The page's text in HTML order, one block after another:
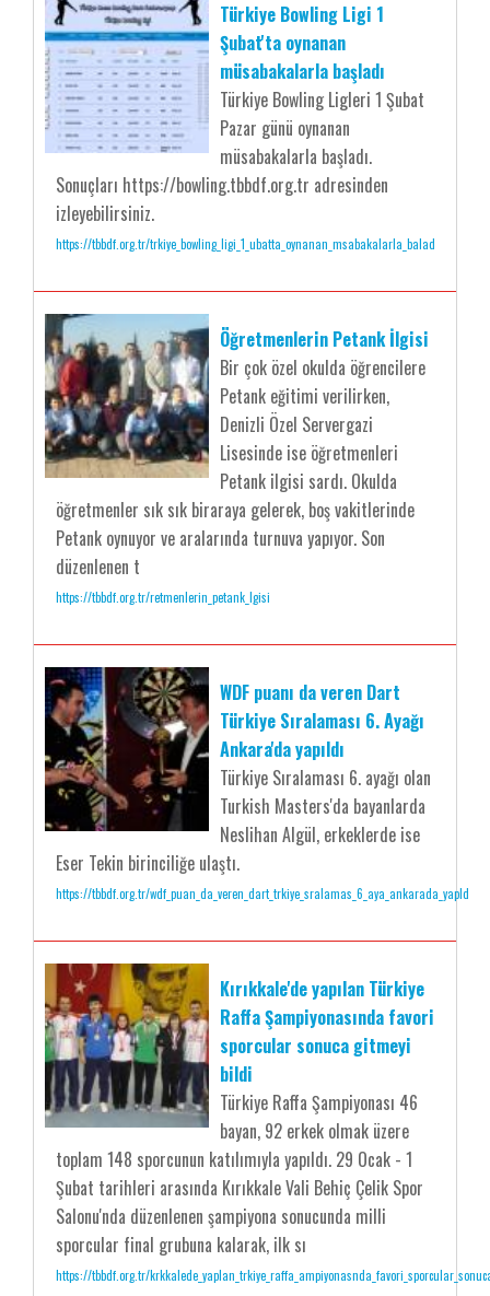
Türkiye Bowling Ligi 1
Şubat'ta oynanan
müsabakalarla başladı
Türkiye Bowling Ligleri 1 Şubat
Pazar günü oynanan
müsabakalarla başladı.
Sonuçları https://bowling.tbbdf.org.tr adresinden
izleyebilirsiniz.
https://tbbdf.org.tr/trkiye_bowling_ligi_1_ubatta_oynanan_msabakalarla_balad
Öğretmenlerin Petank İlgisi
Bir çok özel okulda öğrencilere
Petank eğitimi verilirken,
Denizli Özel Servergazi
Lisesinde ise öğretmenleri
Petank ilgisi sardı. Okulda
öğretmenler sık sık biraraya gelerek, boş vakitlerinde
Petank oynuyor ve aralarında turnuva yapıyor. Son
düzenlenen t
https://tbbdf.org.tr/retmenlerin_petank_lgisi
WDF puanı da veren Dart
Türkiye Sıralaması 6. Ayağı
Ankara'da yapıldı
Türkiye Sıralaması 6. ayağı olan
Turkish Masters'da bayanlarda
Neslihan Algül, erkeklerde ise
Eser Tekin birinciliğe ulaştı.
https://tbbdf.org.tr/wdf_puan_da_veren_dart_trkiye_sralamas_6_aya_ankarada_yapld
Kırıkkale'de yapılan Türkiye
Raffa Şampiyonasında favori
sporcular sonuca gitmeyi
bildi
Türkiye Raffa Şampiyonası 46
bayan, 92 erkek olmak üzere
toplam 148 sporcunun katılımıyla yapıldı. 29 Ocak - 1
Şubat tarihleri arasında Kırıkkale Vali Behiç Çelik Spor
Salonu'nda düzenlenen şampiyona sonucunda milli
sporcular final grubuna kalarak, ilk sı
https://tbbdf.org.tr/